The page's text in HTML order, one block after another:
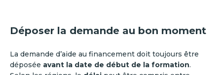
Déposer la demande au bon moment
La demande d’aide au financement doit toujours être
déposée avant la date de début de la formation.